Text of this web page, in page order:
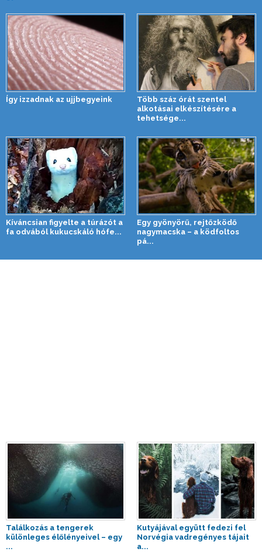
Így izzadnak az ujjbegyeink
Több száz órát szentel
alkotásai elkészítésére a
tehetsége...
Kíváncsian figyelte a túrázót a
fa odvából kukucskáló hófe...
Egy gyönyörű, rejtőzködő
nagymacska – a ködfoltos
pá...
Találkozás a tengerek
különleges élőlényeivel – egy
...
Kutyájával együtt fedezi fel
Norvégia vadregényes tájait
a...